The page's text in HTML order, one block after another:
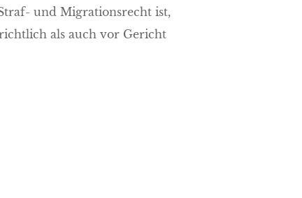
und Migrationsrecht ist,
als auch vor Gericht